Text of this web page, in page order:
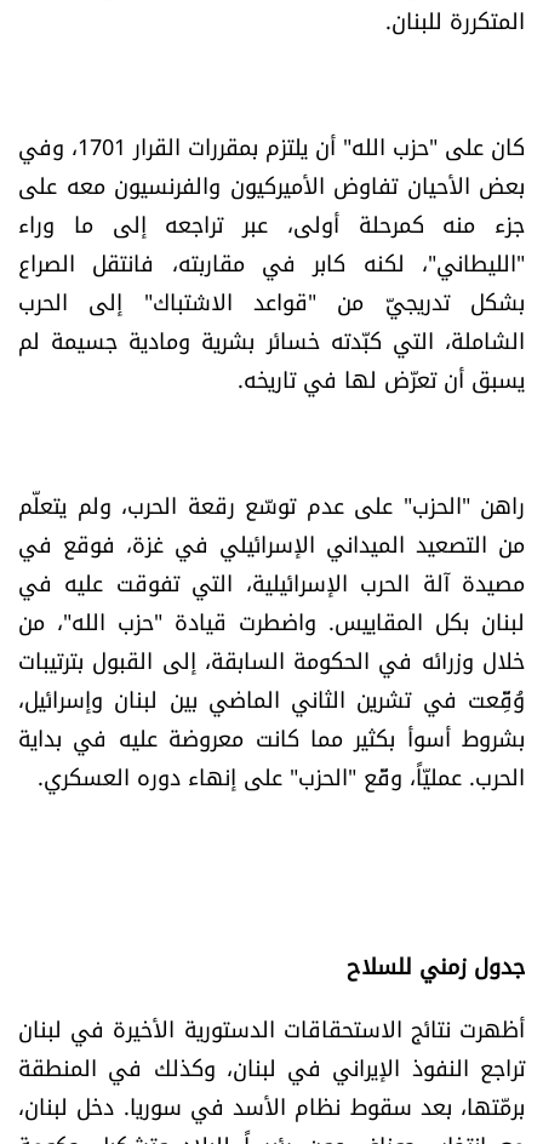
شروط الاستخدام
Digital solutions by
المتكررة للبنان.
كان على "حزب الله" أن يلتزم بمقررات القرار 1701، وفي
بعض الأحيان تفاوض الأميركيون والفرنسيون معه على
جزء منه كمرحلة أولى، عبر تراجعه إلى ما وراء
"الليطاني"، لكنه كابر في مقاربته، فانتقل الصراع
بشكل تدريجيّ من "قواعد الاشتباك" إلى الحرب
الشاملة، التي كبّدته خسائر بشرية ومادية جسيمة لم
يسبق أن تعرّض لها في تاريخه.
راهن "الحزب" على عدم توسّع رقعة الحرب، ولم يتعلّم
من التصعيد الميداني الإسرائيلي في غزة، فوقع في
مصيدة آلة الحرب الإسرائيلية، التي تفوقت عليه في
لبنان بكل المقاييس. واضطرت قيادة "حزب الله"، من
خلال وزرائه في الحكومة السابقة، إلى القبول بترتيبات
وُقِّعت في تشرين الثاني الماضي بين لبنان وإسرائيل،
بشروط أسوأ بكثير مما كانت معروضة عليه في بداية
الحرب. عمليّاً، وقّع "الحزب" على إنهاء دوره العسكري.
جدول زمني للسلاح
أظهرت نتائج الاستحقاقات الدستورية الأخيرة في لبنان
تراجع النفوذ الإيراني في لبنان، وكذلك في المنطقة
برمّتها، بعد سقوط نظام الأسد في سوريا. دخل لبنان،